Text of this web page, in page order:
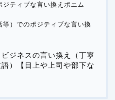
ジティブな言い換えポエム
等）でのポジティブな言い換
ジネスの言い換え（丁寧
）【目上や上司や部下な